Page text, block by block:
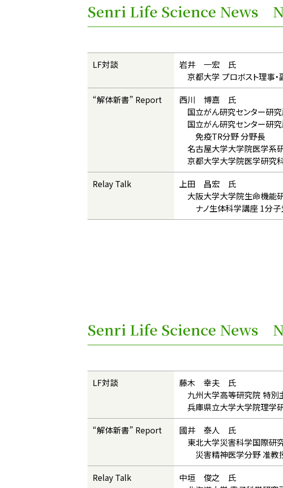
Senri Life Science News
LF対談
岩井 一宏 氏
京都大学 プロボスト理事・
“解体新書” Report
西川 博嘉 氏
国立がん研究センター研
国立がん研究センター研
免疫TR分野 分野長
名古屋大学大学院医学系研
京都大学大学院医学研究科
Relay Talk
上田 昌宏 氏
大阪大学大学院生命機能
ナノ生体科学講座 1分子
Senri Life Science News
LF対談
藤木 幸夫 氏
九州大学高等研究院 特別
兵庫県立大学大学院理学
“解体新書” Report
國井 泰人 氏
東北大学災害科学国際研
災害精神医学分野 准教
Relay Talk
中垣 俊之 氏